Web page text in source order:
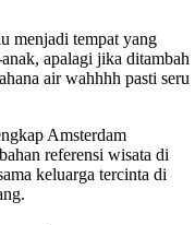
menjadi tempat yang
apalagi jika ditambah
air wahhhh pasti seru
Amsterdam
referensi wisata di
keluarga tercinta di